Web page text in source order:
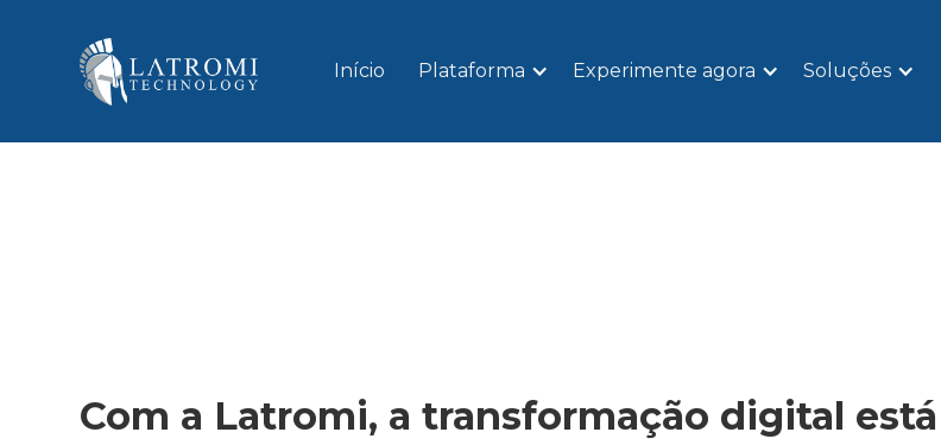
Início Plataforma Experimente agora Soluções
Com a Latromi, a transformação digital